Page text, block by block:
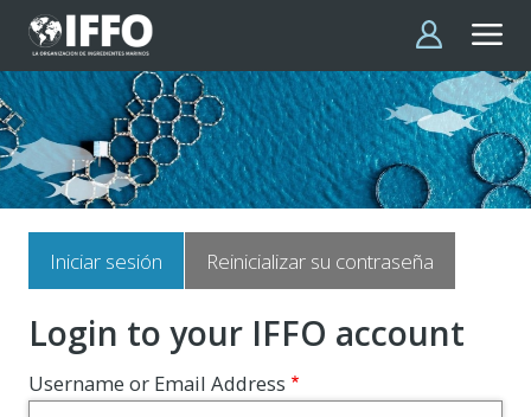
Pasar al contenido principal
Solapas
principales
Iniciar sesión Reinicializar su contraseña
Login to your IFFO account
Username or Email Address